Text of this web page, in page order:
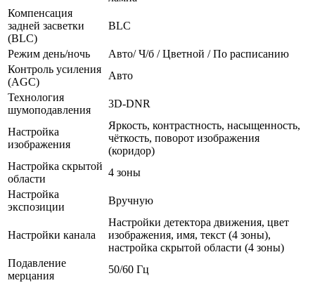
Компенсация
задней засветки
(BLC)
BLC
Режим день/ночь
Авто/ Ч/б / Цветной / По расписанию
Контроль усиления
(AGC)
Авто
Технология
шумоподавления
3D-DNR
Настройка
изображения
Яркость, контрастность, насыщенность,
чёткость, поворот изображения
(коридор)
Настройка скрытой
области
4 зоны
Настройка
экспозиции
Вручную
Настройки канала
Настройки детектора движения, цвет
изображения, имя, текст (4 зоны),
настройка скрытой области (4 зоны)
Подавление
мерцания
50/60 Гц